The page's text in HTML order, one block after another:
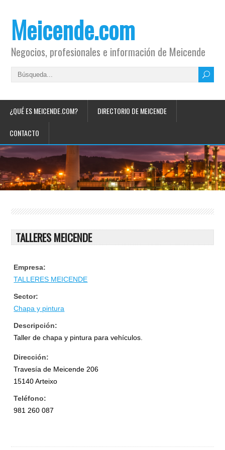
Meicende.com
Negocios, profesionales e información de Meicende
¿QUÉ ES MEICENDE.COM? DIRECTORIO DE MEICENDE
CONTACTO
TALLERES MEICENDE
Empresa:
TALLERES MEICENDE
Sector:
Chapa y pintura
Descripción:
Taller de chapa y pintura para vehículos.
Dirección:
Travesía de Meicende 206
15140 Arteixo
Teléfono:
981 260 087